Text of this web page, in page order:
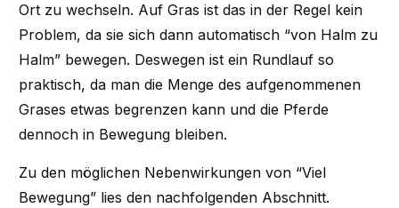
Ort zu wechseln. Auf Gras ist das in der Regel kein
Problem, da sie sich dann automatisch “von Halm zu
Halm” bewegen. Deswegen ist ein Rundlauf so
praktisch, da man die Menge des aufgenommenen
Grases etwas begrenzen kann und die Pferde
dennoch in Bewegung bleiben.
Zu den möglichen Nebenwirkungen von “Viel
Bewegung” lies den nachfolgenden Abschnitt.